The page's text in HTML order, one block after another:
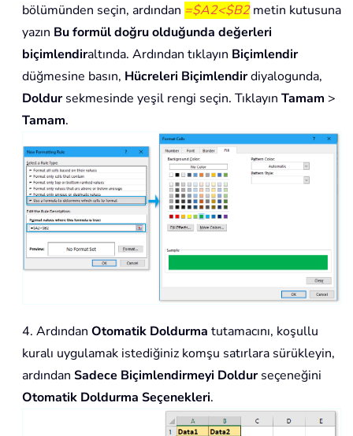
bölümünden seçin, ardından =$A2<$B2metin kutusuna
yazın Bu formül doğru olduğunda değerleri
biçimlendiraltında. Ardından tıklayın Biçimlendir
düğmesine basın, Hücreleri Biçimlendirdiyalogunda,
Doldursekmesinde yeşil rengi seçin. Tıklayın Tamam >
Tamam.
4. Ardından Otomatik Doldurma tutamacını, koşullu
kuralı uygulamak istediğiniz komşu satırlara sürükleyin,
ardından Sadece Biçimlendirmeyi Doldurseçeneğini
Otomatik Doldurma Seçenekleri.